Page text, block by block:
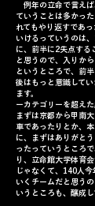
例年の立命で言えば
ていうことは多かっ
れてもやり返すであ
いけるっていうのは
に、前半に2失点する
と思うので、入りか
というところで、前
後はもっと意識して
ます。
ーカテゴリーを超え
まずは京都から甲南
車であったりとか、
に、まずはありがと
ったっていうところ
り、立命館大学体育
じゃなくて、140人今
いくチームだと思う
いうところも、醸成し